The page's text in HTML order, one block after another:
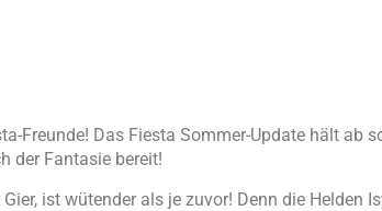
Freunde! Das Fiesta Sommer-Update hält ab
der Fantasie bereit!
ist wütender als je zuvor! Denn die Helden